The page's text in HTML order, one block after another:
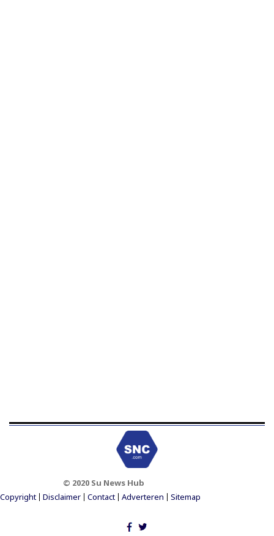
© 2020 Su News Hub
Footer Menu
Copyright Disclaimer Contact Adverteren Sitemap